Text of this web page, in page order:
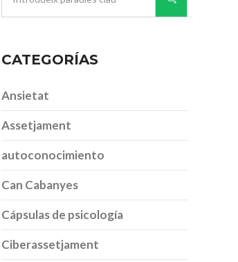
CATEGORÍAS
Ansietat
Assetjament
autoconocimiento
Can Cabanyes
Cápsulas de psicología
Ciberassetjament